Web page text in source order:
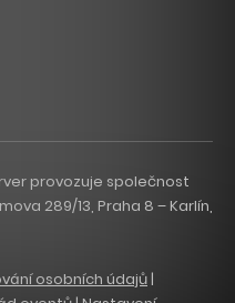
provozuje společnost
289/13, Praha 8 – Karlín,
osobních údajů|